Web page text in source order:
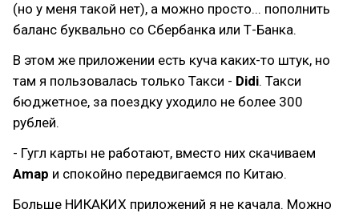
(но у меня такой нет), а можно просто... пополнить
баланс буквально со Сбербанка или Т-Банка.
В этом же приложении есть куча каких-то штук, но
там я пользовалась только Такси - Didi. Такси
бюджетное, за поездку уходило не более 300
рублей.
- Гугл карты не работают, вместо них скачиваем
Amap и спокойно передвигаемся по Китаю.
Больше НИКАКИХ приложений я не качала. Можно